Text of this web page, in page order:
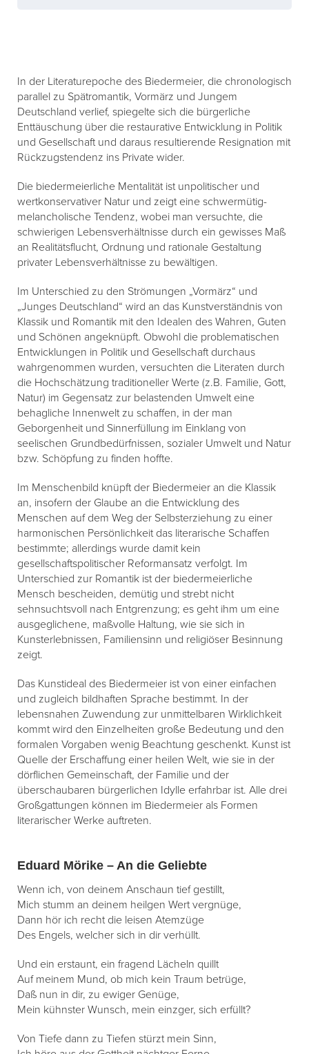
In der Literaturepoche des Biedermeier, die chronologisch
parallel zu Spätromantik, Vormärz und Jungem
Deutschland verlief, spiegelte sich die bürgerliche
Enttäuschung über die restaurative Entwicklung in Politik
und Gesellschaft und daraus resultierende Resignation mit
Rückzugstendenz ins Private wider.
Die biedermeierliche Mentalität ist unpolitischer und
wertkonservativer Natur und zeigt eine schwermütig-
melancholische Tendenz, wobei man versuchte, die
schwierigen Lebensverhältnisse durch ein gewisses Maß
an Realitätsflucht, Ordnung und rationale Gestaltung
privater Lebensverhältnisse zu bewältigen.
Im Unterschied zu den Strömungen „Vormärz“ und
„Junges Deutschland“ wird an das Kunstverständnis von
Klassik und Romantik mit den Idealen des Wahren, Guten
und Schönen angeknüpft. Obwohl die problematischen
Entwicklungen in Politik und Gesellschaft durchaus
wahrgenommen wurden, versuchten die Literaten durch
die Hochschätzung traditioneller Werte (z.B. Familie, Gott,
Natur) im Gegensatz zur belastenden Umwelt eine
behagliche Innenwelt zu schaffen, in der man
Geborgenheit und Sinnerfüllung im Einklang von
seelischen Grundbedürfnissen, sozialer Umwelt und Natur
bzw. Schöpfung zu finden hoffte.
Im Menschenbild knüpft der Biedermeier an die Klassik
an, insofern der Glaube an die Entwicklung des
Menschen auf dem Weg der Selbsterziehung zu einer
harmonischen Persönlichkeit das literarische Schaffen
bestimmte; allerdings wurde damit kein
gesellschaftspolitischer Reformansatz verfolgt. Im
Unterschied zur Romantik ist der biedermeierliche
Mensch bescheiden, demütig und strebt nicht
sehnsuchtsvoll nach Entgrenzung; es geht ihm um eine
ausgeglichene, maßvolle Haltung, wie sie sich in
Kunsterlebnissen, Familiensinn und religiöser Besinnung
zeigt.
Das Kunstideal des Biedermeier ist von einer einfachen
und zugleich bildhaften Sprache bestimmt. In der
lebensnahen Zuwendung zur unmittelbaren Wirklichkeit
kommt wird den Einzelheiten große Bedeutung und den
formalen Vorgaben wenig Beachtung geschenkt. Kunst ist
Quelle der Erschaffung einer heilen Welt, wie sie in der
dörflichen Gemeinschaft, der Familie und der
überschaubaren bürgerlichen Idylle erfahrbar ist. Alle drei
Großgattungen können im Biedermeier als Formen
literarischer Werke auftreten.
Eduard Mörike – An die Geliebte
Wenn ich, von deinem Anschaun tief gestillt,
Mich stumm an deinem heilgen Wert vergnüge,
Dann hör ich recht die leisen Atemzüge
Des Engels, welcher sich in dir verhüllt.
Und ein erstaunt, ein fragend Lächeln quillt
Auf meinem Mund, ob mich kein Traum betrüge,
Daß nun in dir, zu ewiger Genüge,
Mein kühnster Wunsch, mein einzger, sich erfüllt?
Von Tiefe dann zu Tiefen stürzt mein Sinn,